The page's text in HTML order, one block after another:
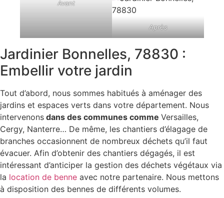
Avant
Après
Jardinier Bonnelles, 78830 :
Embellir votre jardin
Tout d’abord, nous sommes habitués à aménager des
jardins et espaces verts dans votre département. Nous
intervenons dans des communes comme Versailles,
Cergy, Nanterre… De même, les chantiers d’élagage de
branches occasionnent de nombreux déchets qu’il faut
évacuer. Afin d’obtenir des chantiers dégagés, il est
intéressant d’anticiper la gestion des déchets végétaux via
la location de benne avec notre partenaire. Nous mettons
à disposition des bennes de différents volumes.